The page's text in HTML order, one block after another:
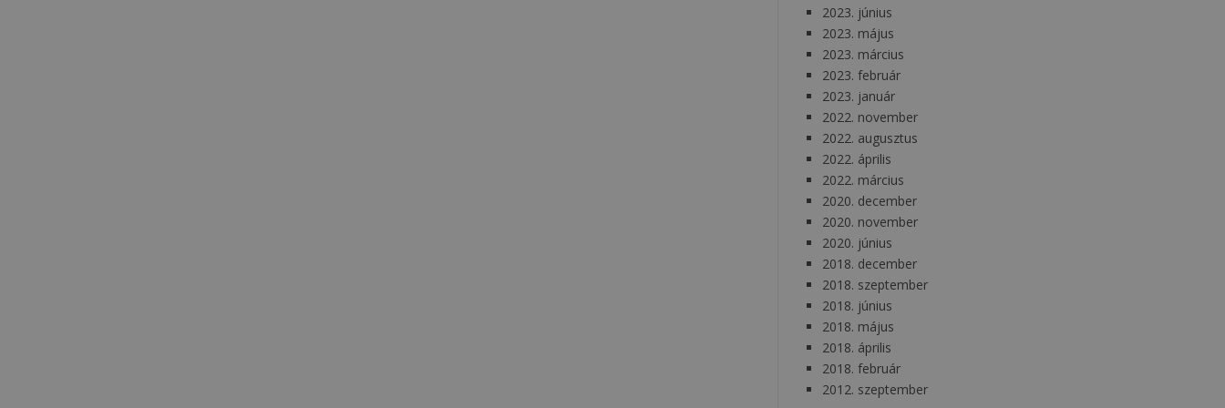
2023. június
2023. május
2023. március
2023. február
2023. január
2022. november
2022. augusztus
2022. április
2022. március
2020. december
2020. november
2020. június
2018. december
2018. szeptember
2018. június
2018. május
2018. április
2018. február
2012. szeptember